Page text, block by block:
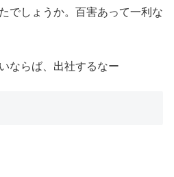
でしょうか。百害あって一利な
ならば、出社するなー